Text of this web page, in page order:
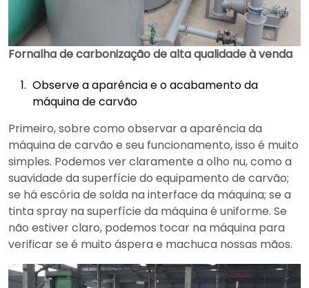
Fornalha de carbonização de alta qualidade à venda
Observe a aparência e o acabamento da
máquina de carvão
Primeiro, sobre como observar a aparência da
máquina de carvão e seu funcionamento, isso é muito
simples. Podemos ver claramente a olho nu, como a
suavidade da superfície do equipamento de carvão;
se há escória de solda na interface da máquina; se a
tinta spray na superfície da máquina é uniforme. Se
não estiver claro, podemos tocar na máquina para
verificar se é muito áspera e machuca nossas mãos.